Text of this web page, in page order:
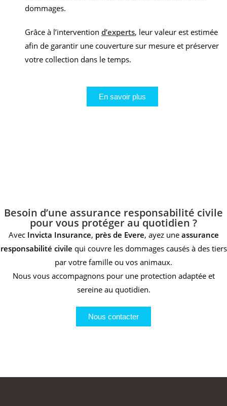
dommages.
Grâce à l’intervention d’experts, leur valeur est estimée
afin de garantir une couverture sur mesure et préserver
votre collection dans le temps.
En savoir plus
Besoin d’une assurance responsabilité civile
pour vous protéger au quotidien ?
Avec Invicta Insurance, près de Evere, ayez une assurance
responsabilité civile qui couvre les dommages causés à des tiers
par votre famille ou vos animaux.
Nous vous accompagnons pour une protection adaptée et
sereine au quotidien.
Nous contacter